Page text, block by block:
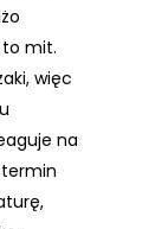
to mit.
więc
na